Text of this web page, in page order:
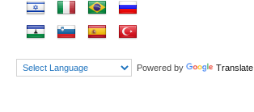
Powered by Translate